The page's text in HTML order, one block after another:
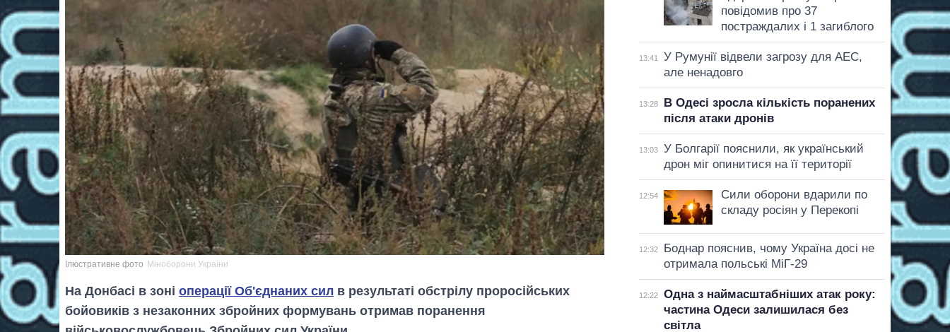
Ілюстративне фото Міноборони України
На Донбасі в зоні операції Об'єднаних сил в результаті обстрілу проросійських
бойовиків з незаконних збройних формувань отримав поранення
повідомив про 37
постраждалих і 1 загиблого
13:41
У Румунії відвели загрозу для АЕС,
але ненадовго
13:28
В Одесі зросла кількість поранених
після атаки дронів
13:03
У Болгарії пояснили, як український
дрон міг опинитися на її території
12:54
Сили оборони вдарили по
складу росіян у Перекопі
12:32
Боднар пояснив, чому Україна досі не
отримала польські МіГ-29
12:22
Одна з наймасштабніших атак року:
частина Одеси залишилася без
світла